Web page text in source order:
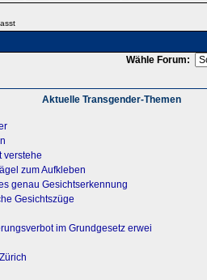
Wähle Forum:
Aktuelle Transgender-Themen
verstehe
zum Aufkleben
genau Gesichtserkennung
Gesichtszüge
im Grundgesetz erwei